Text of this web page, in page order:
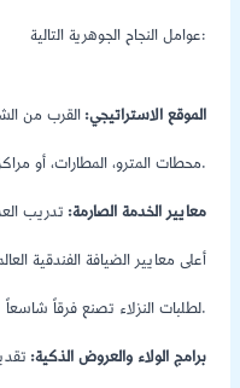
عوامل النجاح الجوهرية التالية:
الموقع الاستراتيجي: القرب من
محطات المترو، المطارات، أو مراكز التسوق الكبرى).
معايير الخدمة الصارمة: تدريب
أعلى معايير الضيافة الفندقية
لطلبات النزلاء تصنع فرقاً شاسعاً.
برامج الولاء والعروض الذكية: